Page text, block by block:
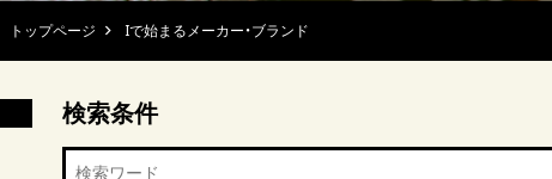
トップページ Iで始まるメーカー・ブランド
検索条件